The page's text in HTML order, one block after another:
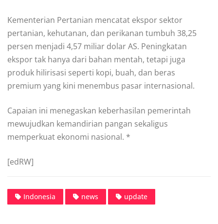
Kementerian Pertanian mencatat ekspor sektor
pertanian, kehutanan, dan perikanan tumbuh 38,25
persen menjadi 4,57 miliar dolar AS. Peningkatan
ekspor tak hanya dari bahan mentah, tetapi juga
produk hilirisasi seperti kopi, buah, dan beras
premium yang kini menembus pasar internasional.
Capaian ini menegaskan keberhasilan pemerintah
mewujudkan kemandirian pangan sekaligus
memperkuat ekonomi nasional. *
[edRW]
Indonesia news update